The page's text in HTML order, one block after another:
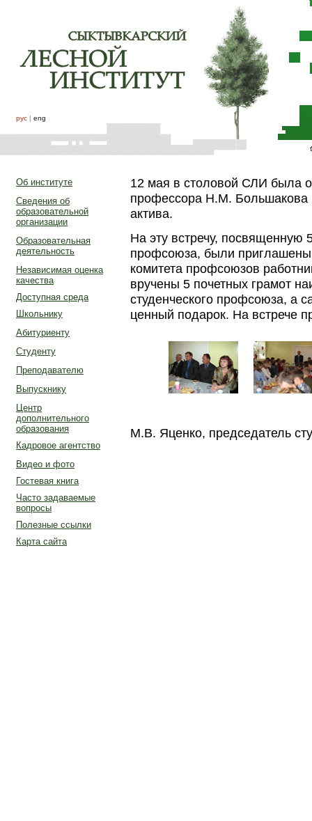
рус | eng
Об институте
Сведения об
образовательной
организации
Образовательная
деятельность
Независимая оценка
качества
Доступная среда
Школьнику
Абитуриенту
Студенту
Преподавателю
Выпускнику
Центр
дополнительного
образования
Кадровое агентство
Видео и фото
Гостевая книга
Часто задаваемые
вопросы
Полезные ссылки
Карта сайта
12 мая в столовой СЛИ была
профессора Н.М. Большакова
актива.
На эту встречу, посвященную
профсоюза, были приглашены
комитета профсоюзов
вручены 5 почетных грамот
студенческого профсоюза, а
ценный подарок. На встрече
М.В. Яценко, председатель